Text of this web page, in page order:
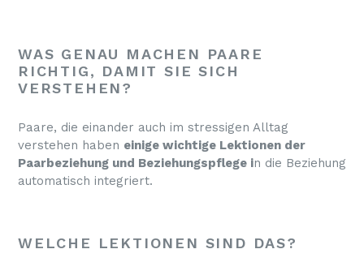
WAS GENAU MACHEN PAARE
RICHTIG, DAMIT SIE SICH
VERSTEHEN?
Paare, die einander auch im stressigen Alltag
verstehen haben einige wichtige Lektionen der
Paarbeziehung und Beziehungspflege in die Beziehung
automatisch integriert.
WELCHE LEKTIONEN SIND DAS?